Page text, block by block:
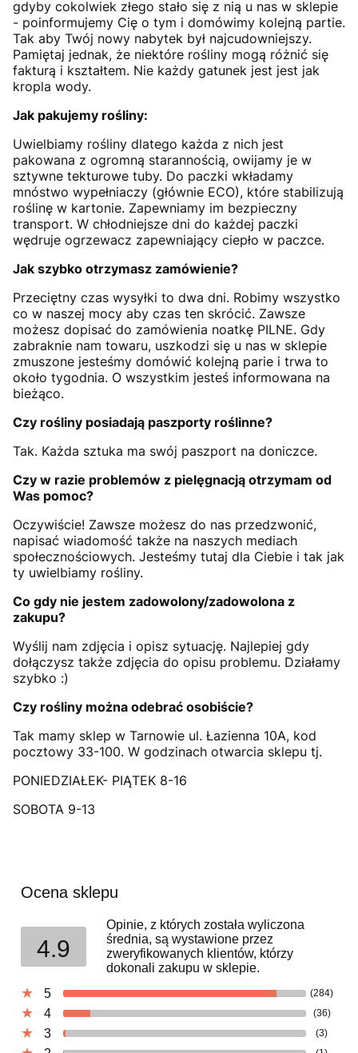
gdyby cokolwiek złego stało się z nią u nas w sklepie
- poinformujemy Cię o tym i domówimy kolejną partie.
Tak aby Twój nowy nabytek był najcudowniejszy.
Pamiętaj jednak, że niektóre rośliny mogą różnić się
fakturą i kształtem. Nie każdy gatunek jest jest jak
kropla wody.
Jak pakujemy rośliny:
Uwielbiamy rośliny dlatego każda z nich jest
pakowana z ogromną starannością, owijamy je w
sztywne tekturowe tuby. Do paczki wkładamy
mnóstwo wypełniaczy (głównie ECO), które stabilizują
roślinę w kartonie. Zapewniamy im bezpieczny
transport. W chłodniejsze dni do każdej paczki
wędruje ogrzewacz zapewniający ciepło w paczce.
Jak szybko otrzymasz zamówienie?
Przeciętny czas wysyłki to dwa dni. Robimy wszystko
co w naszej mocy aby czas ten skrócić. Zawsze
możesz dopisać do zamówienia noatkę PILNE. Gdy
zabraknie nam towaru, uszkodzi się u nas w sklepie
zmuszone jesteśmy domówić kolejną parie i trwa to
około tygodnia. O wszystkim jesteś informowana na
bieżąco.
Czy rośliny posiadają paszporty roślinne?
Tak. Każda sztuka ma swój paszport na doniczce.
Czy w razie problemów z pielęgnacją otrzymam od
Was pomoc?
Oczywiście! Zawsze możesz do nas przedzwonić,
napisać wiadomość także na naszych mediach
społecznościowych. Jesteśmy tutaj dla Ciebie i tak jak
ty uwielbiamy rośliny.
Co gdy nie jestem zadowolony/zadowolona z
zakupu?
Wyślij nam zdjęcia i opisz sytuację. Najlepiej gdy
dołączysz także zdjęcia do opisu problemu. Działamy
szybko :)
Czy rośliny można odebrać osobiście?
Tak mamy sklep w Tarnowie ul. Łazienna 10A, kod
pocztowy 33-100. W godzinach otwarcia sklepu tj.
PONIEDZIAŁEK- PIĄTEK 8-16
SOBOTA 9-13
Ocena sklepu
4.9
Opinie, z których została wyliczona
średnia, są wystawione przez
zweryfikowanych klientów, którzy
dokonali zakupu w sklepie.
5
(284)
4 (36)
3 (3)